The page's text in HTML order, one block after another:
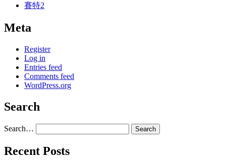
賽特2
Meta
Register
Log in
Entries feed
Comments feed
WordPress.org
Search
Search…
Recent Posts